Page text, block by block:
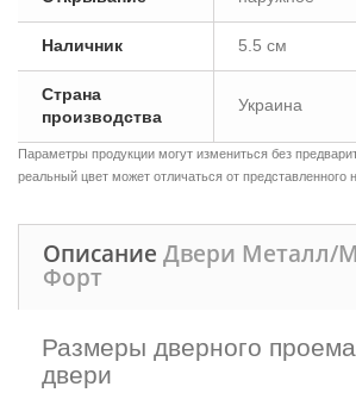
Наличник 5.5 см
Страна
производства
Украина
Параметры продукции могут измениться без
реальный цвет может отличаться от представленного
Описание Двери Металл/
Форт
Размеры дверного
двери